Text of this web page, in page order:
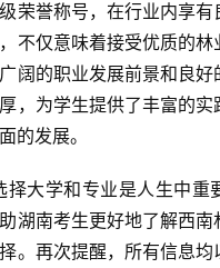
荣誉称号，在行业内享
不仅意味着接受优质的林
阔的职业发展前景和良
，为学生提供了丰富的
的发展。
湖南考生更好地了解西
。再次提醒，所有信息均